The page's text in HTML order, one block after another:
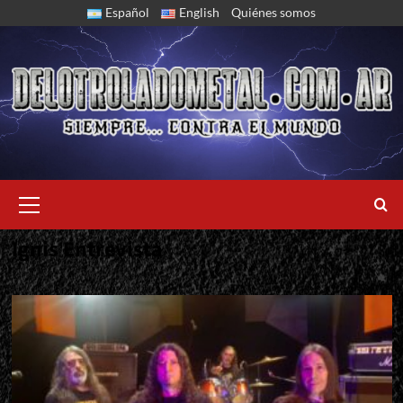
Español English Quiénes somos
Menu
Ignis Entrevista